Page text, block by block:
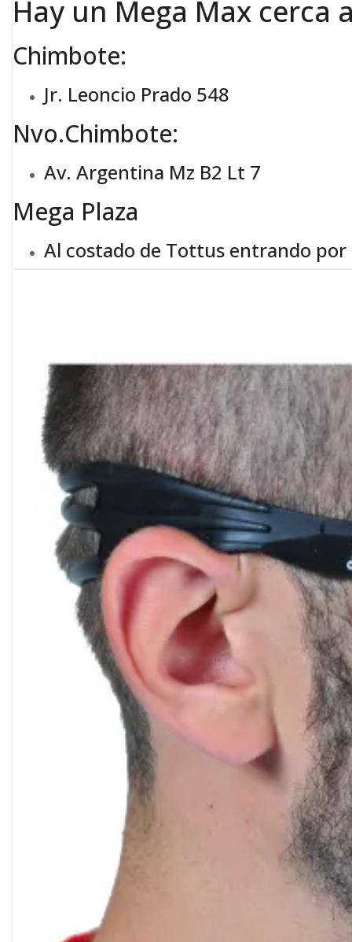
Hay un Mega Max cerca
Chimbote:
Jr. Leoncio Prado 548
Nvo.Chimbote:
Av. Argentina Mz B2 Lt 7
Mega Plaza
Al costado de Tottus entrando por